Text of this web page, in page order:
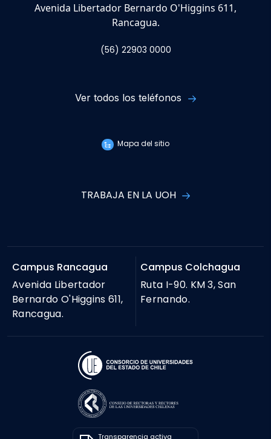
Avenida Libertador Bernardo O'Higgins 611,
Rancagua.
(56) 22903 0000
Ver todos los teléfonos
Mapa del sitio
TRABAJA EN LA UOH
Campus Rancagua
Avenida Libertador
Bernardo O'Higgins 611,
Rancagua.
Campus Colchagua
Ruta I-90. KM 3, San
Fernando.
Transparencia activa